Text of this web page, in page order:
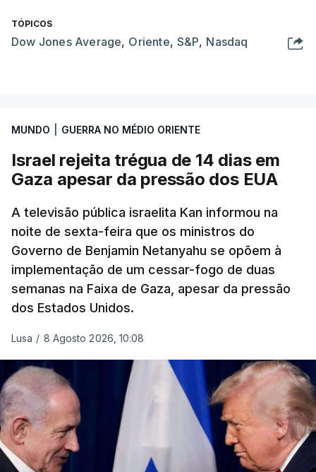
TÓPICOS
Dow Jones Average, Oriente, S&P, Nasdaq
MUNDO GUERRA NO MÉDIO ORIENTE
Israel rejeita trégua de 14 dias em
Gaza apesar da pressão dos EUA
A televisão pública israelita Kan informou na
noite de sexta-feira que os ministros do
Governo de Benjamin Netanyahu se opõem à
implementação de um cessar-fogo de duas
semanas na Faixa de Gaza, apesar da pressão
dos Estados Unidos.
Lusa / 8 Agosto 2026, 10:08